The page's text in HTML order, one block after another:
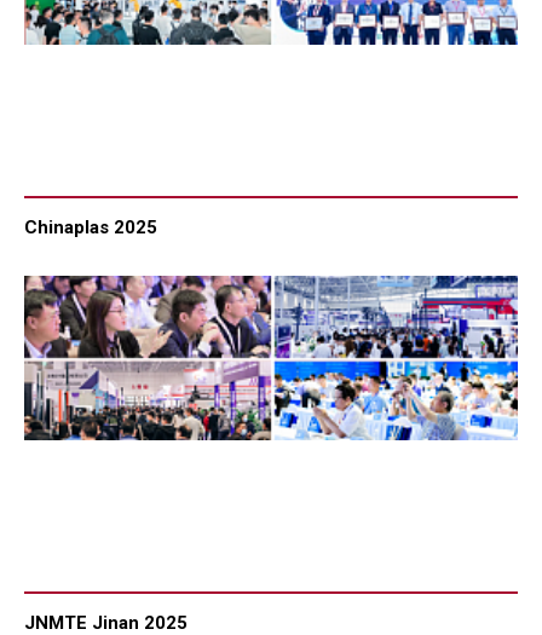
Chinaplas 2025
JNMTE Jinan 2025